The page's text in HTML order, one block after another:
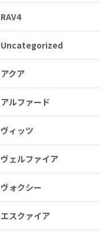
RAV4
Uncategorized
アクア
アルファード
ヴィッツ
ヴェルファイア
ヴォクシー
エスクァイア